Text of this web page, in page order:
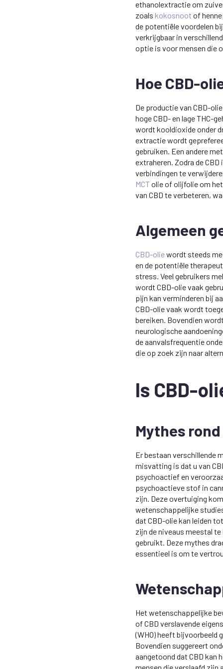
ethanolextractie om
zoals kokosnoot of
de potentiële voordelen
verkrijgbaar in
optie is voor mensen die
Hoe CBD-
De productie van CBD-
hoge CBD- en lage THC-
wordt kooldioxide onder
extractie wordt
gebruiken. Een andere
extraheren. Zodra de
verbindingen te
MCTolie of olijfolie om
van CBD te verbeteren,
Algemeen
CBD-oliewordt steeds
en de potentiële
stress. Veel gebruikers
wordt CBD-olie vaak
pijn kan verminderen bij
CBD-olie vaak wordt
bereiken. Bovendien
neurologische
de aanvalsfrequentie
die op zoek zijn naar
Is CBD-
Mythes
Er bestaan verschillende
misvatting is dat u van
psychoactief en
psychoactieve stof in
zijn. Deze overtuiging
wetenschappelijke
dat CBD-olie kan leiden
zijn de niveaus meestal
gebruikt. Deze mythes
essentieel is om te
Het wetenschappelijke
of CBD verslavende
(WHO) heeft bijvoorbeeld
Bovendien suggereert
aangetoond dat CBD kan